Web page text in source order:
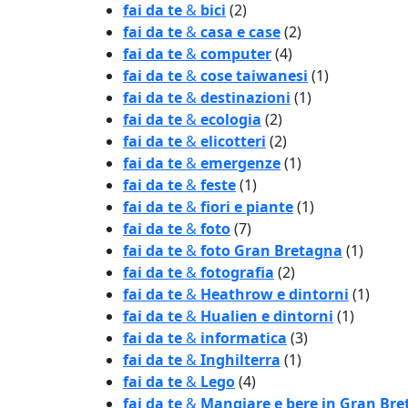
fai da te& bici (2)
fai da te&casa e case(2)
fai da te&computer(4)
fai da te&cose taiwanesi (1)
fai da te&destinazioni (1)
fai da te&ecologia (2)
fai da te&elicotteri (2)
fai da te&emergenze(1)
fai da te&feste(1)
fai da te&fiori e piante(1)
fai da te&foto(7)
fai da te&foto Gran Bretagna (1)
fai da te&fotografia (2)
fai da te& Heathrow e dintorni (1)
fai da te& Hualien e dintorni (1)
fai da te& informatica (3)
fai da te&Inghilterra (1)
fai da te& Lego(4)
fai da te& Mangiare e bere in Gran